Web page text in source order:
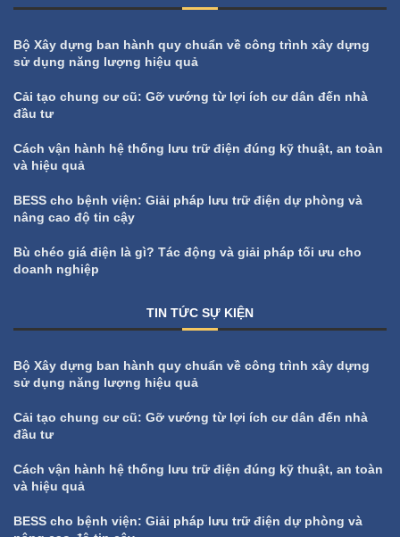
Bộ Xây dựng ban hành quy chuẩn về công trình xây dựng
sử dụng năng lượng hiệu quả
Cải tạo chung cư cũ: Gỡ vướng từ lợi ích cư dân đến nhà
đầu tư
Cách vận hành hệ thống lưu trữ điện đúng kỹ thuật, an toàn
và hiệu quả
BESS cho bệnh viện: Giải pháp lưu trữ điện dự phòng và
nâng cao độ tin cậy
Bù chéo giá điện là gì? Tác động và giải pháp tối ưu cho
doanh nghiệp
TIN TỨC SỰ KIỆN
Bộ Xây dựng ban hành quy chuẩn về công trình xây dựng
sử dụng năng lượng hiệu quả
Cải tạo chung cư cũ: Gỡ vướng từ lợi ích cư dân đến nhà
đầu tư
Cách vận hành hệ thống lưu trữ điện đúng kỹ thuật, an toàn
và hiệu quả
BESS cho bệnh viện: Giải pháp lưu trữ điện dự phòng và